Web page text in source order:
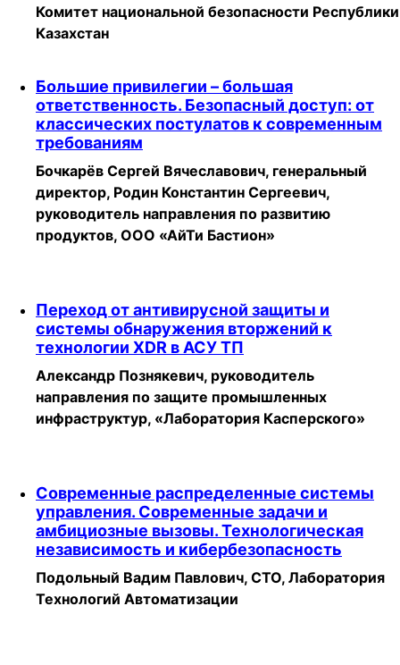
Комитет национальной безопасности Республики
Казахстан
Большие привилегии – большая
ответственность. Безопасный доступ: от
классических постулатов к современным
требованиям
Бочкарёв Сергей Вячеславович, генеральный
директор, Родин Константин Сергеевич,
руководитель направления по развитию
продуктов, ООО «АйТи Бастион»
Переход от антивирусной защиты и
системы обнаружения вторжений к
технологии XDR в АСУ ТП
Александр Познякевич, руководитель
направления по защите промышленных
инфраструктур, «Лаборатория Касперского»
Современные распределенные системы
управления. Современные задачи и
амбициозные вызовы. Технологическая
независимость и кибербезопасность
Подольный Вадим Павлович, CTO, Лаборатория
Технологий Автоматизации